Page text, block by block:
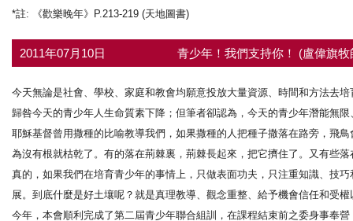
*註: 《歡樂晚年》P.213-219 (天地圖書)
2011年07月10日 青少年！我們支持你！ (盧偉旗
今天無論是社會、學校、家庭和教會均願意投放大量資源、時間和方法去
歸咎今天的青少年人生命質素下降；但筆者卻認為，今天的青少年潛能無
耶穌基督曾用撒種的比喻教導我們，如果撒種的人把種子撒落在路旁，飛
為沒有根就枯乾了。有的落在荊棘裏，荊棘長起來，把它擠住了。又有些
真的，如果我們在培育青少年的事情上，只做表面功夫，只注重知識、技
展。到底什麼是好土壤呢？就是真理教導、觀念重整、給予機會信任和受
今年，本會順利完成了第二屆青少年聯合組訓，在課程結束前之委身事奉